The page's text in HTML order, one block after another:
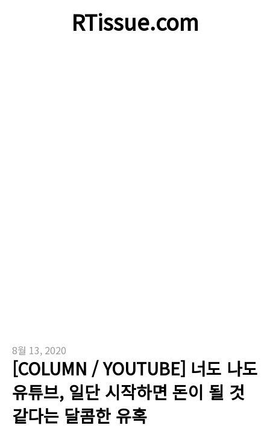
RTissue.com
8월 13, 2020
[COLUMN / YOUTUBE] 너도 나도
유튜브, 일단 시작하면 돈이 될 것
같다는 달콤한 유혹